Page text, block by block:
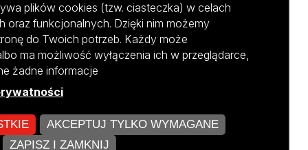
NCBR
plików cookies (tzw. ciasteczka) w celach
funkcjonalnych. Dzięki nim możemy
do Twoich potrzeb. Każdy może
ma możliwość wyłączenia ich w przeglądarce,
żadne informacje
AKCEPTUJ TYLKO WYMAGANE
ZAPISZ I ZAMKNIJ